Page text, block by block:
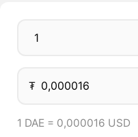
₮
1 DAE = 0,000016 USD